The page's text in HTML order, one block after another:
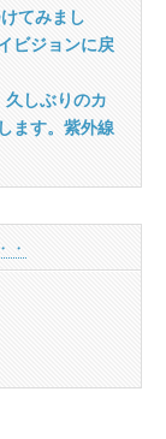
てみまし
ビジョンに戻
しぶりのカ
ます。紫外線
・